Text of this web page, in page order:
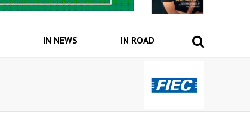
IN NEWS IN ROAD